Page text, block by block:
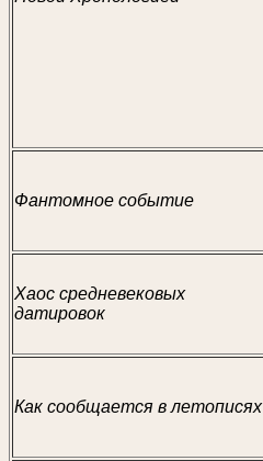
Фантомное событие
Хаос средневековых
датировок
Как сообщается в летописях